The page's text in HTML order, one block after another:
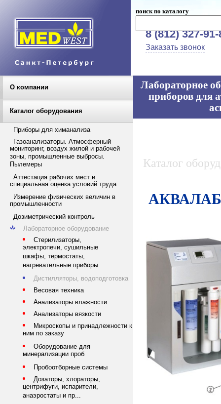
поиск по каталогу
8 (812) 327-91-
Заказать звонок
О компании
Каталог оборудования
Приборы для химанализа
Газоанализаторы. Атмосферный
мониторинг, воздух жилой и рабочей
зоны, промышленные выбросы.
Пылемеры
Аттестация рабочих мест и
специальная оценка условий труда
Измерение физических величин в
промышленности
Дозиметрический контроль
Лабораторное оборудование
Стерилизаторы,
электропечи, сушильные
шкафы, термостаты,
нагревательные приборы
Дистилляторы, водоподготовка
Весовая техника
Анализаторы влажности
Анализаторы вязкости
Микроскопы и принадлежности к
ним по заказу
Оборудование для
минерализации проб
Пробоотборные системы
Дозаторы, хлораторы,
центрифуги, испарители,
анаэростаты и пр...
Лабораторное
приборов для
Каталог
АКВАЛАБ -